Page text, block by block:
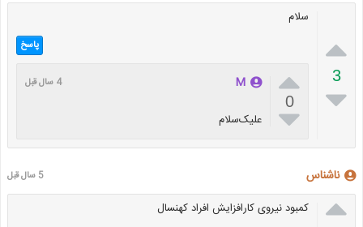

3

سلام
پاسخ

0

M 4 سال قبل
علیک‌سلام
ناشناس 5 سال قبل
 کمبود نیروی کارافزایش افراد کهنسال